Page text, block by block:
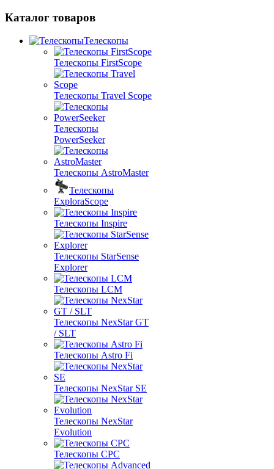
Каталог товаров
Телескопы
Телескопы FirstScope
Телескопы Travel Scope
Телескопы
PowerSeeker
Телескопы AstroMaster
Телескопы
ExploraScope
Телескопы Inspire
Телескопы StarSense
Explorer
Телескопы LCM
Телескопы NexStar GT
/ SLT
Телескопы Astro Fi
Телескопы NexStar SE
Телескопы NexStar
Evolution
Телескопы CPC